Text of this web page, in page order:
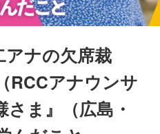
アナの欠席裁
RCCアナウンサ
ま』（広島・